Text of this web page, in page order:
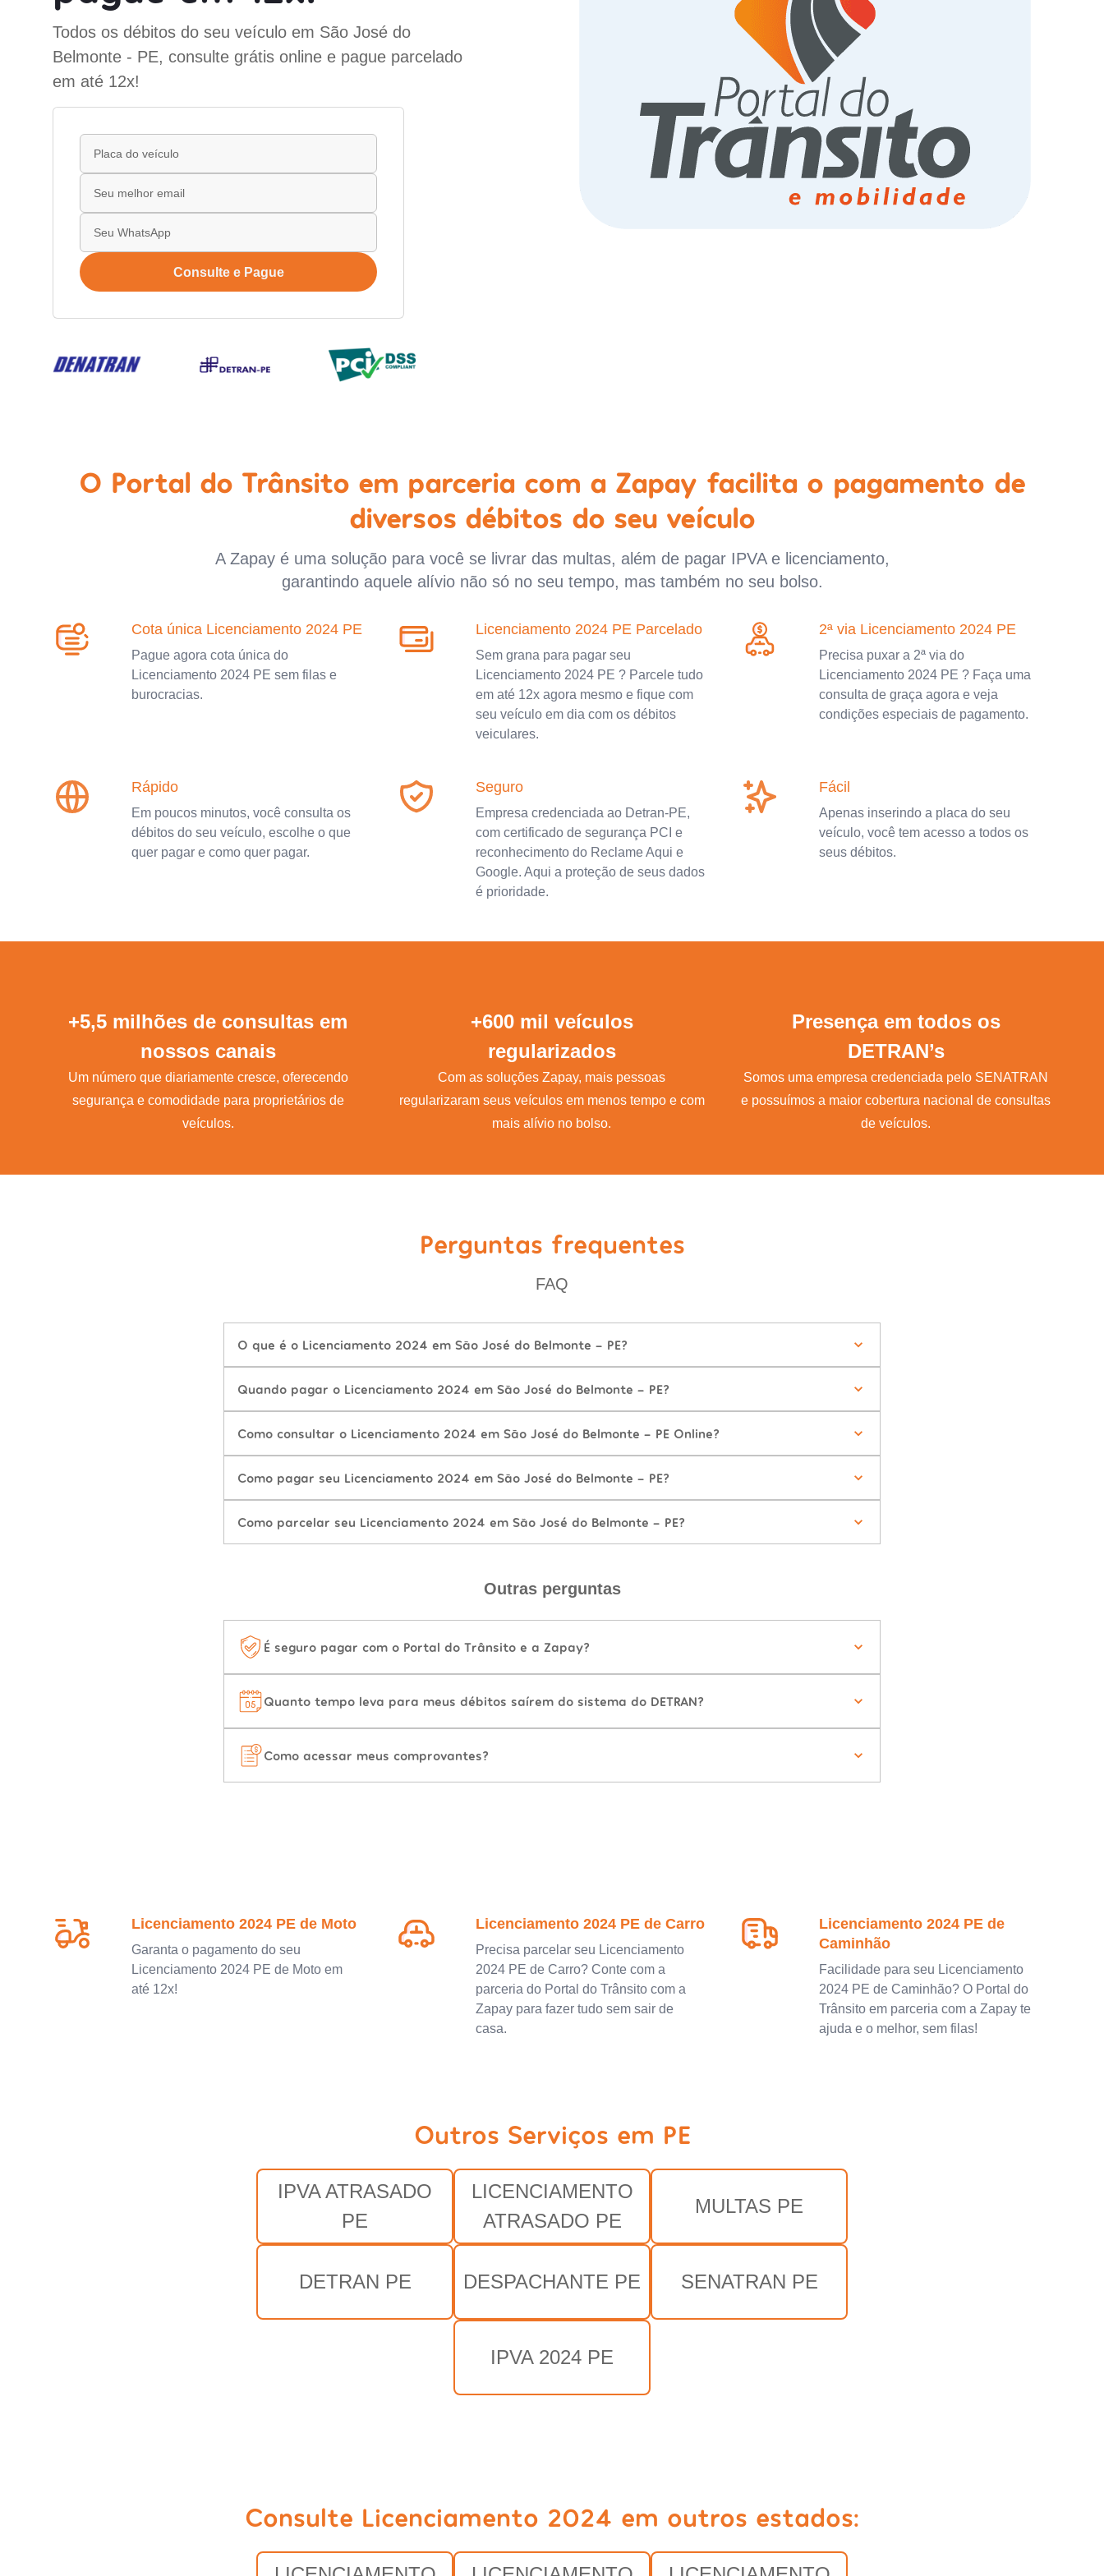
Todos os débitos do seu veículo em São José do
Belmonte - PE, consulte grátis online e pague parcelado
em até 12x!
Consulte e Pague
O Portal do Trânsito em parceria com a Zapay facilita o pagamento de
diversos débitos do seu veículo
A Zapay é uma solução para você se livrar das multas, além de pagar IPVA e licenciamento,
garantindo aquele alívio não só no seu tempo, mas também no seu bolso.
Cota única Licenciamento 2024 PE
Pague agora cota única do
Licenciamento 2024 PE sem filas e
burocracias.
Licenciamento 2024 PE Parcelado
Sem grana para pagar seu
Licenciamento 2024 PE ? Parcele tudo
em até 12x agora mesmo e fique com
seu veículo em dia com os débitos
veiculares.
2ª via Licenciamento 2024 PE
Precisa puxar a 2ª via do
Licenciamento 2024 PE ? Faça uma
consulta de graça agora e veja
condições especiais de pagamento.
Rápido
Em poucos minutos, você consulta os
débitos do seu veículo, escolhe o que
quer pagar e como quer pagar.
Seguro
Empresa credenciada ao Detran-PE,
com certificado de segurança PCI e
reconhecimento do Reclame Aqui e
Google. Aqui a proteção de seus dados
é prioridade.
Fácil
Apenas inserindo a placa do seu
veículo, você tem acesso a todos os
seus débitos.
+5,5 milhões de consultas em
nossos canais
Um número que diariamente cresce, oferecendo
segurança e comodidade para proprietários de
veículos.
+600 mil veículos
regularizados
Com as soluções Zapay, mais pessoas
regularizaram seus veículos em menos tempo e com
mais alívio no bolso.
Presença em todos os
DETRAN’s
Somos uma empresa credenciada pelo SENATRAN
e possuímos a maior cobertura nacional de consultas
de veículos.
Perguntas frequentes
FAQ
O que é o Licenciamento 2024 em São José do Belmonte - PE?
Quando pagar o Licenciamento 2024 em São José do Belmonte - PE?
Como consultar o Licenciamento 2024 em São José do Belmonte - PE Online?
Como pagar seu Licenciamento 2024 em São José do Belmonte - PE?
Como parcelar seu Licenciamento 2024 em São José do Belmonte - PE?
Outras perguntas
É seguro pagar com o Portal do Trânsito e a Zapay?
Quanto tempo leva para meus débitos saírem do sistema do DETRAN?
Como acessar meus comprovantes?
Licenciamento 2024 PE de Moto
Garanta o pagamento do seu
Licenciamento 2024 PE de Moto em
até 12x!
Licenciamento 2024 PE de Carro
Precisa parcelar seu Licenciamento
2024 PE de Carro? Conte com a
parceria do Portal do Trânsito com a
Zapay para fazer tudo sem sair de
casa.
Licenciamento 2024 PE de
Caminhão
Facilidade para seu Licenciamento
2024 PE de Caminhão? O Portal do
Trânsito em parceria com a Zapay te
ajuda e o melhor, sem filas!
Outros Serviços em PE
IPVA ATRASADO
PE
LICENCIAMENTO
ATRASADO PE
MULTAS PE
DETRAN PE DESPACHANTE PE SENATRAN PE
IPVA 2024 PE
Consulte Licenciamento 2024 em outros estados: